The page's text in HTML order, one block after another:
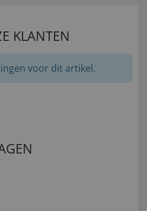
KLANTEN
voor dit artikel.